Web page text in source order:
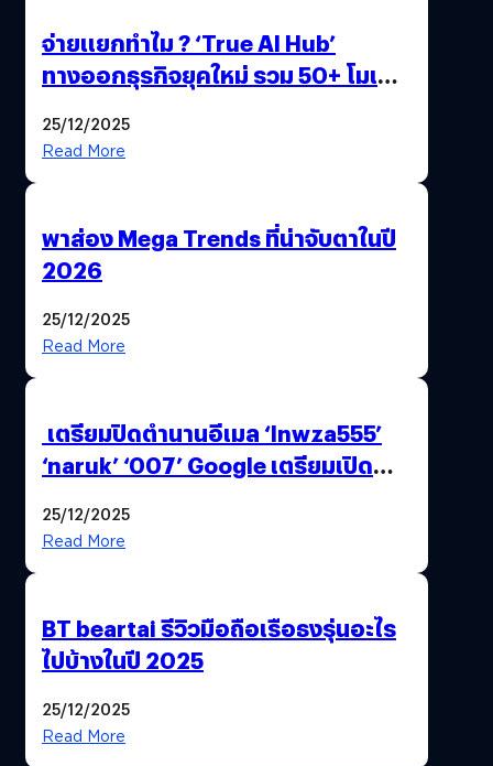
จ่ายแยกทำไม ? ‘True AI Hub’
ทางออกธุรกิจยุคใหม่ รวม 50+ โมเดล
25/12/2025
Read More
พาส่อง Mega Trends ที่น่าจับตาในปี
2026
25/12/2025
Read More
เตรียมปิดตำนานอีเมล ‘lnwza555’
‘naruk’ ‘007’ Google เตรียมเปิด
25/12/2025
Read More
BT beartai รีวิวมือถือเรือธงรุ่นอะไร
ไปบ้างในปี 2025
25/12/2025
Read More